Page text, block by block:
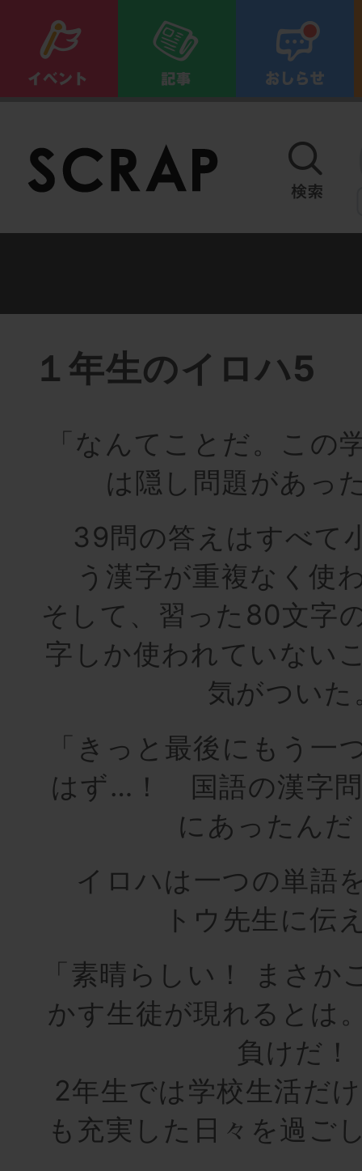
１年生のイロハ5
「なんてことだ。この
は隠し問題があっ
39問の答えはすべて
う漢字が重複なく使
そして、習った80文字
字しか使われていない
気がついた
「きっと最後にもう一
はず…！ 国語の漢字
にあったんだ
イロハは一つの単語
トウ先生に伝
「素晴らしい！ まさか
かす生徒が現れるとは
負けだ！
2年生では学校生活だ
も充実した日々を過ご